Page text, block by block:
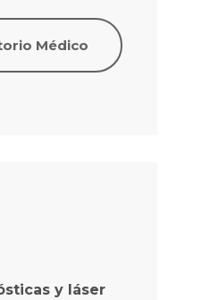
Médico
y láser